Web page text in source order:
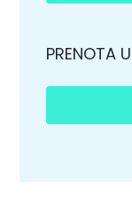
PRENOTA